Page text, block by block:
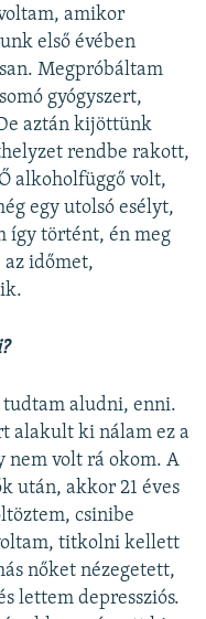
amikor
első évében
Megpróbáltam
gyógyszert,
aztán kijöttünk
rendbe rakott,
alkoholfüggő volt,
egy utolsó esélyt,
így történt, én meg
időmet,
tudtam aludni, enni.
alakult ki nálam ez a
nem volt rá okom. A
után, akkor 21 éves
csinibe
titkolni kellett
nőket nézegetett,
lettem depressziós.